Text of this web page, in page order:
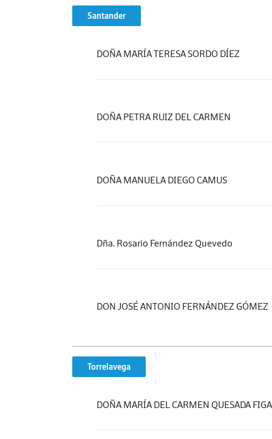
Santander
DOÑA MARÍA TERESA SORDO DÍEZ
DOÑA PETRA RUIZ DEL CARMEN
DOÑA MANUELA DIEGO CAMUS
Dña. Rosario Fernández Quevedo
DON JOSÉ ANTONIO FERNÁNDEZ GÓMEZ
Torrelavega
DOÑA MARÍA DEL CARMEN QUESADA